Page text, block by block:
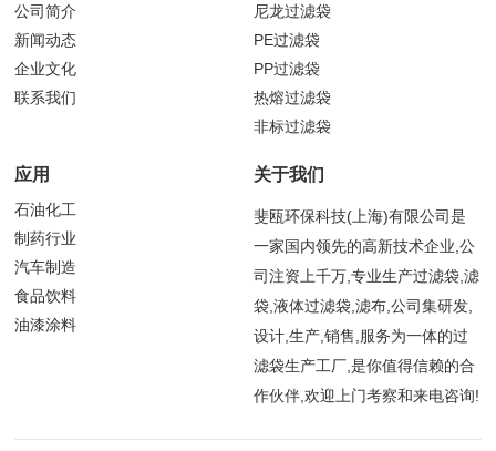
公司简介
新闻动态
企业文化
联系我们
尼龙过滤袋
PE过滤袋
PP过滤袋
热熔过滤袋
非标过滤袋
应用
石油化工
制药行业
汽车制造
食品饮料
油漆涂料
关于我们
斐瓯环保科技(上海)有限公司是
一家国内领先的高新技术企业,公
司注资上千万,专业生产过滤袋,滤
袋,液体过滤袋,滤布,公司集研发,
设计,生产,销售,服务为一体的过
滤袋生产工厂,是你值得信赖的合
作伙伴,欢迎上门考察和来电咨询!